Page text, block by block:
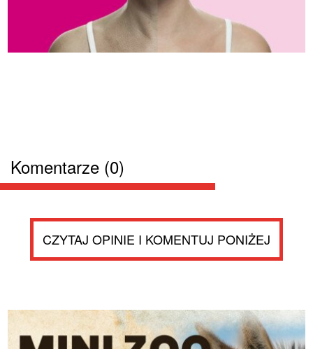
Komentarze (0)
CZYTAJ OPINIE I KOMENTUJ PONIŻEJ